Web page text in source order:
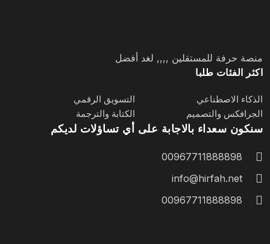
منصة حرفة للمستقلين ,,,, لغد أفضل
اكثر الفئات طلبا
الذكاء الاصطناعي
التسويق الرقمي
الجرافكس والتصميم
الكتابة والترجمة
سنكون سعداء بالاجابة على أي تساؤلات لديكم
00967711888898
info@hirfah.net
00967711888898